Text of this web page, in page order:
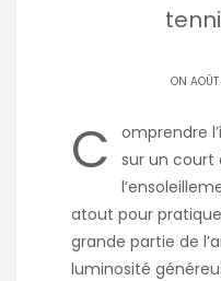
ON
C
omprendre
sur un court
atout pour
grande partie de
luminosité